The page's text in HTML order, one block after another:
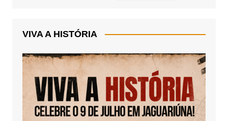
VIVA A HISTÓRIA